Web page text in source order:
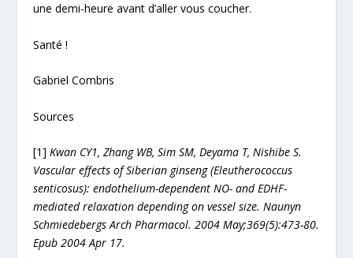
une demi-heure avant d’aller vous coucher.
Santé !
Gabriel Combris
Sources
[1] Kwan CY1, Zhang WB, Sim SM, Deyama T, Nishibe S.
Vascular effects of Siberian ginseng (Eleutherococcus
senticosus): endothelium-dependent NO- and EDHF-
mediated relaxation depending on vessel size. Naunyn
Schmiedebergs Arch Pharmacol. 2004 May;369(5):473-80.
Epub 2004 Apr 17.